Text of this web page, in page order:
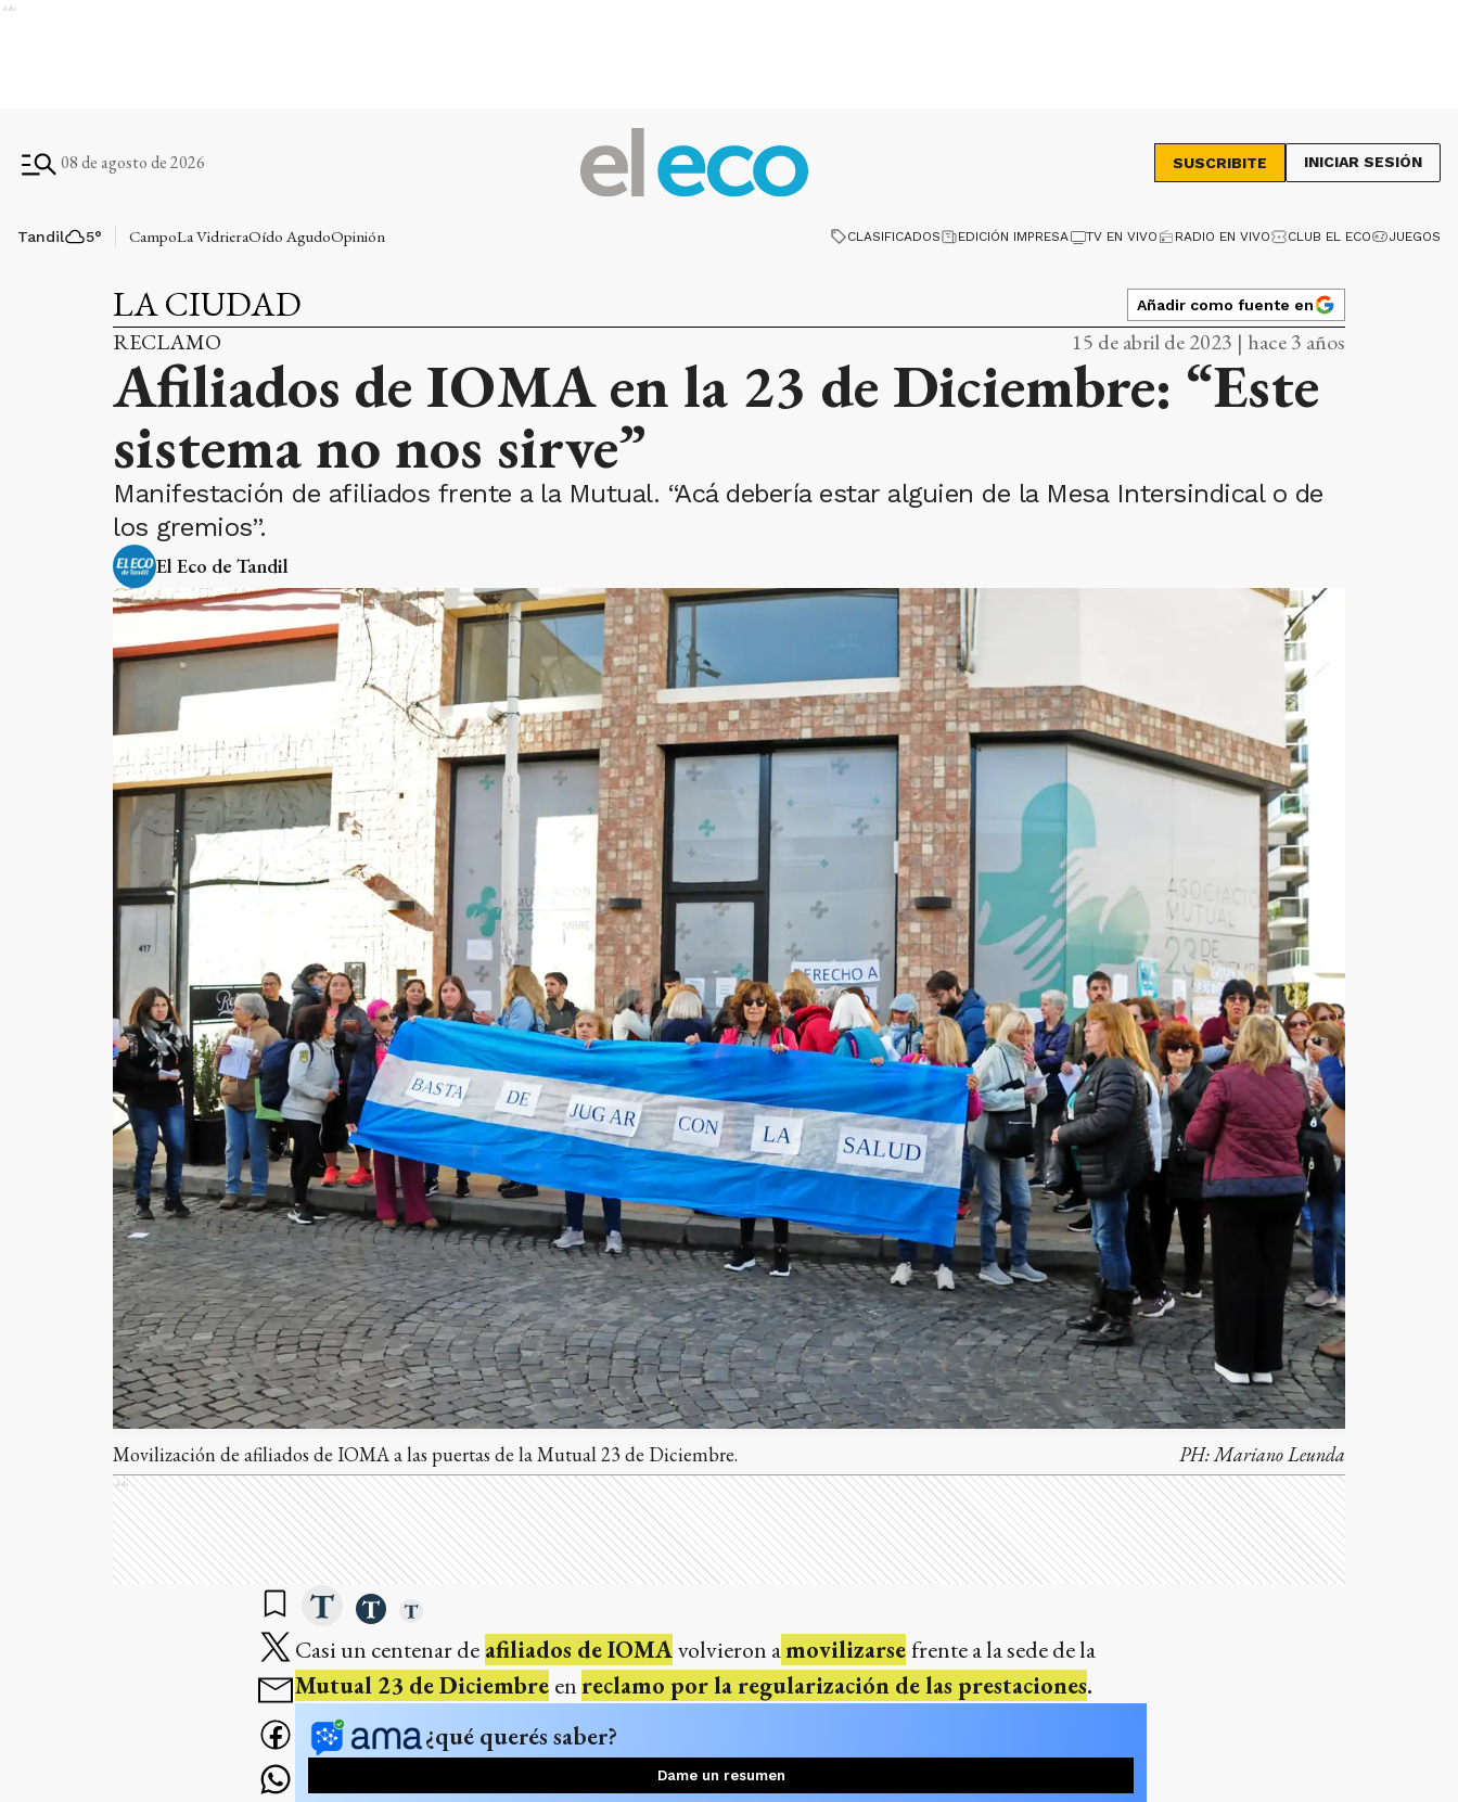
Ads
08 de agosto de 2026 SUSCRIBITE INICIAR SESIÓN
Tandil 5° CampoLa VidrieraOído AgudoOpinión CLASIFICADOS EDICIÓN IMPRESA TV EN VIVO RADIO EN VIVO CLUB EL ECO JUEGOS
LA CIUDAD Añadir como fuente en
RECLAMO 15 de abril de 2023 | hace 3 años
Afiliados de IOMA en la 23 de Diciembre: “Este
sistema no nos sirve”
Manifestación de afiliados frente a la Mutual. “Acá debería estar alguien de la Mesa Intersindical o de
los gremios”.
El Eco de Tandil
Movilización de afiliados de IOMA a las puertas de la Mutual 23 de Diciembre. PH:Mariano Leunda
Ads
Casi un centenar de afiliados de IOMAvolvieron amovilizarsefrente a la sede de la
Mutual 23 de Diciembre enreclamo por la regularización de las prestaciones.
¿qué querés saber?
Dame un resumen